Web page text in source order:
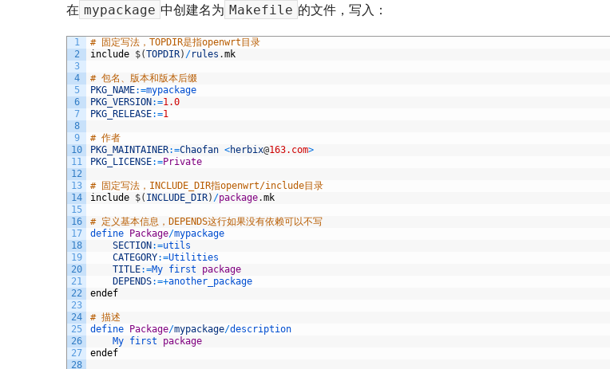
在 mypackage 中创建名为 Makefile 的文件，写入：
1
2
3
4
5
6
7
8
9
10
11
12
13
14
15
16
17
18
19
20
21
22
23
24
25
26
27
28
# 固定写法，TOPDIR是指openwrt目录
include $(TOPDIR) /rules .mk
# 包名、版本和版本后缀
PKG_NAME:=mypackage
PKG_VERSION:=1.0
PKG_RELEASE:=1
# 作者
PKG_MAINTAINER:=Chaofan <herbix@163.com>
PKG_LICENSE:=Private
# 固定写法，INCLUDE_DIR指openwrt/include目录
include $( INCLUDE_DIR) /package.mk
# 定义基本信息，DEPENDS这行如果没有依赖可以不写
define Package/mypackage
SECTION:=utils
CATEGORY:=Utilities
TITLE:=My first package
DEPENDS:=+another_package
endef
# 描述
define Package/mypackage/description
My first package
endef